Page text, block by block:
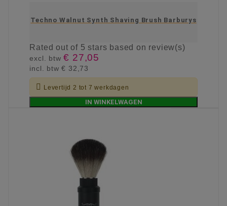
Techno Walnut Synth Shaving Brush Barburys
Ratedout of 5 stars based on review(s)
excl. btw€ 27,05
incl. btw€ 32,73
 Levertijd 2 tot 7 werkdagen
IN WINKELWAGEN